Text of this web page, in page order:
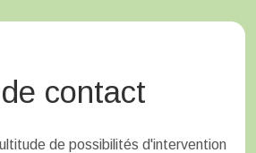
contact
de possibilités d'intervention